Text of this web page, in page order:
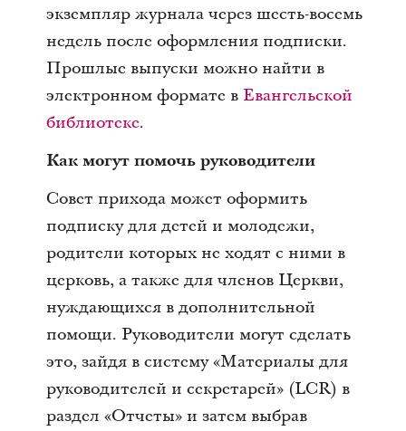
экземпляр журнала через шесть-восемь
недель после оформления подписки.
Прошлые выпуски можно найти в
электронном формате в Евангельской
библиотеке.
Как могут помочь руководители
Совет прихода может оформить
подписку для детей и молодежи,
родители которых не ходят с ними в
церковь, а также для членов Церкви,
нуждающихся в дополнительной
помощи. Руководители могут сделать
это, зайдя в систему «Материалы для
руководителей и секретарей» (LCR) в
раздел «Отчеты» и затем выбрав